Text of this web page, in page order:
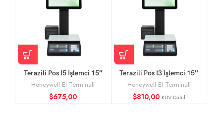
Terazili Pos İ5 İşlemci 15″
Pos Terazi
Honeywell El Terminali
$675,00
Terazili Pos İ3 İşlemci 15″
Pos Terazi Fiyatı
Honeywell El Terminali
$810,00 KDV Dahil